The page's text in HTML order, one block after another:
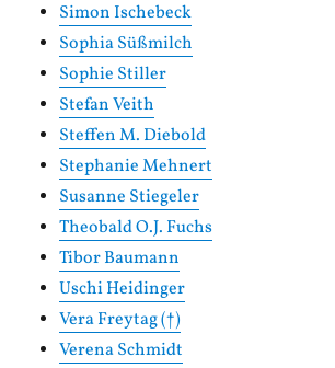
Simon Ischebeck
Sophia Süßmilch
Sophie Stiller
Stefan Veith
Steffen M. Diebold
Stephanie Mehnert
Susanne Stiegeler
Theobald O.J. Fuchs
Tibor Baumann
Uschi Heidinger
Vera Freytag (†)
Verena Schmidt